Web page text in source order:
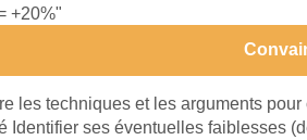
+20%"
les techniques et les arguments
Identifier ses éventuelles faiblesses